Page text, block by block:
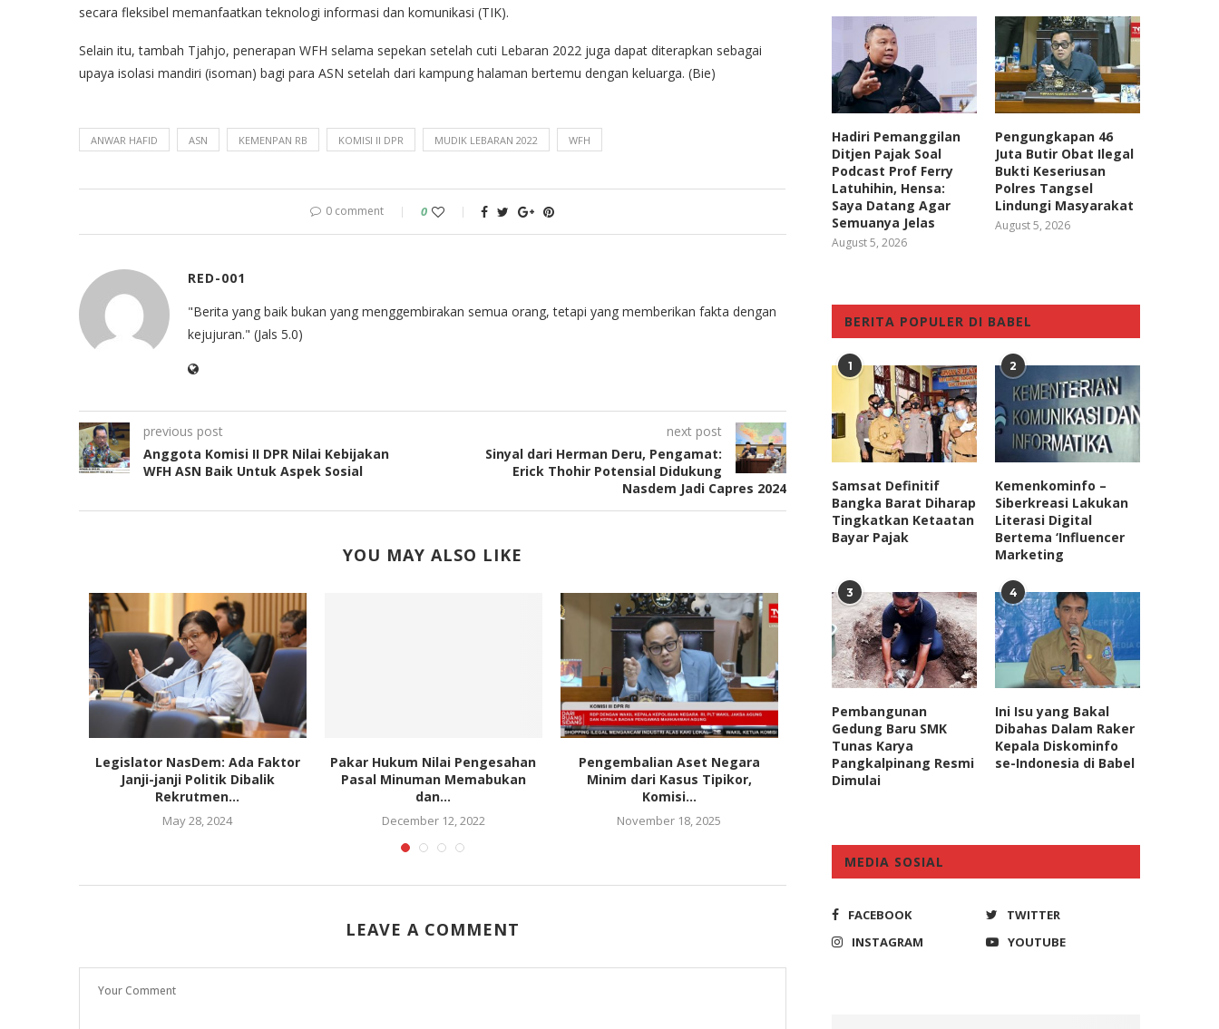
secara fleksibel memanfaatkan teknologi informasi dan komunikasi (TIK).
Selain itu, tambah Tjahjo, penerapan WFH selama sepekan setelah cuti Lebaran 2022 juga dapat diterapkan sebagai
upaya isolasi mandiri (isoman) bagi para ASN setelah dari kampung halaman bertemu dengan keluarga. (Bie)
ANWAR HAFID ASN KEMENPAN RB KOMISI II DPR MUDIK LEBARAN 2022 WFH
0 comment 0
RED-001
"Berita yang baik bukan yang menggembirakan semua orang, tetapi yang memberikan fakta dengan
kejujuran." (Jals 5.0)
previous post
Anggota Komisi II DPR Nilai Kebijakan
WFH ASN Baik Untuk Aspek Sosial
next post
Sinyal dari Herman Deru, Pengamat:
Erick Thohir Potensial Didukung
Nasdem Jadi Capres 2024
YOU MAY ALSO LIKE
Legislator NasDem: Ada Faktor
Janji-janji Politik Dibalik
Rekrutmen...
May 28, 2024
Pakar Hukum Nilai Pengesahan
Pasal Minuman Memabukan
dan...
December 12, 2022
Pengembalian Aset Negara
Minim dari Kasus Tipikor,
Komisi...
November 18, 2025
Komisi VIII DPR Serahkan
Bantuan Kemensos Kepada
Legislator PKB: RUU TPKS
LEAVE A COMMENT
Hadiri Pemanggilan
Ditjen Pajak Soal
Podcast Prof Ferry
Latuhihin, Hensa:
Saya Datang Agar
Semuanya Jelas
August 5, 2026
Pengungkapan 46
Juta Butir Obat Ilegal
Bukti Keseriusan
Polres Tangsel
Lindungi Masyarakat
August 5, 2026
BERITA POPULER DI BABEL
1
Samsat Definitif
Bangka Barat Diharap
Tingkatkan Ketaatan
Bayar Pajak
2
Kemenkominfo –
Siberkreasi Lakukan
Literasi Digital
Bertema ‘Influencer
Marketing
3
Pembangunan
Gedung Baru SMK
Tunas Karya
Pangkalpinang Resmi
Dimulai
4
Ini Isu yang Bakal
Dibahas Dalam Raker
Kepala Diskominfo
se-Indonesia di Babel
MEDIA SOSIAL
FACEBOOK
TWITTER
INSTAGRAM
YOUTUBE